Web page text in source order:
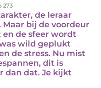
273
de leraar
Maar bij de voordeur
en de sfeer wordt
wild geplukt
de stress. Nu mist
dit is
dan dat. Je kijkt